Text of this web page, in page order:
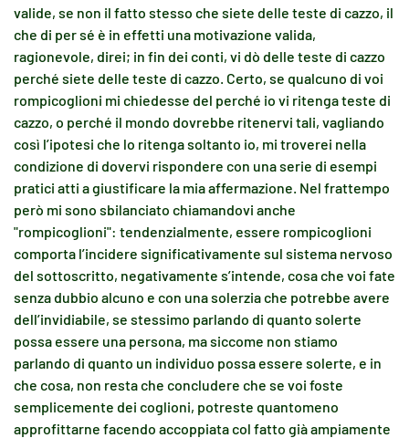
valide, se non il fatto stesso che siete delle teste di cazzo, il
che di per sé è in effetti una motivazione valida,
ragionevole, direi; in fin dei conti, vi dò delle teste di cazzo
perché siete delle teste di cazzo. Certo, se qualcuno di voi
rompicoglioni mi chiedesse del perché io vi ritenga teste di
cazzo, o perché il mondo dovrebbe ritenervi tali, vagliando
così l’ipotesi che lo ritenga soltanto io, mi troverei nella
condizione di dovervi rispondere con una serie di esempi
pratici atti a giustificare la mia affermazione. Nel frattempo
però mi sono sbilanciato chiamandovi anche
"rompicoglioni": tendenzialmente, essere rompicoglioni
comporta l’incidere significativamente sul sistema nervoso
del sottoscritto, negativamente s’intende, cosa che voi fate
senza dubbio alcuno e con una solerzia che potrebbe avere
dell’invidiabile, se stessimo parlando di quanto solerte
possa essere una persona, ma siccome non stiamo
parlando di quanto un individuo possa essere solerte, e in
che cosa, non resta che concludere che se voi foste
semplicemente dei coglioni, potreste quantomeno
approfittarne facendo accoppiata col fatto già ampiamente